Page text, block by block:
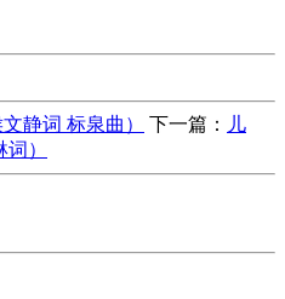
静词 标泉曲） 下一篇：
儿
）